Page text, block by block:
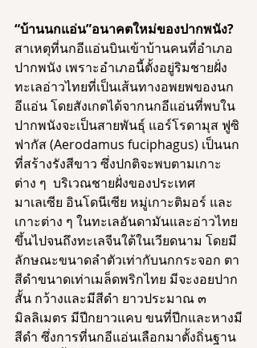
“บ้านนกแอ่น”อนาคตใหม่ของปากพนัง?
สาเหตุที่นกอีแอ่นบินเข้าบ้านคนที่อำเภอ
ปากพนัง เพราะอำเภอนี้ตั้งอยู่ริมชายฝั่ง
ทะเลอ่าวไทยที่เป็นเส้นทางอพยพของนก
อีแอ่น โดยสังเกตได้จากนกอีแอ่นที่พบใน
ปากพนังจะเป็นสายพันธุ์ แอร์โรดามุส ฟูซิ
ฟากัส (Aerodamus fuciphagus) เป็นนก
ที่สร้างรังสีขาว ซึ่งปกติจะพบตามเกาะ
ต่าง ๆ  บริเวณชายฝั่งของประเทศ
มาเลเซีย อินโดนีเซีย หมู่เกาะติมอร์ และ
เกาะต่าง ๆ ในทะเลอันดามันและอ่าวไทย
ขึ้นไปจนถึงทะเลจีนใต้ในเวียดนาม โดยมี
ลักษณะขนาดลำตัวเท่ากับนกกระจอก ตา
สีดำขนาดเท่าเมล็ดพริกไทย มีจะงอยปาก
สั้น กว้างและมีสีดำ ยาวประมาณ ๓
มิลลิเมตร มีปีกยาวแคบ ขนที่ปีกและหางมี
สีดำ ซึ่งการที่นกอีแอ่นเลือกมาตั้งถิ่นฐาน